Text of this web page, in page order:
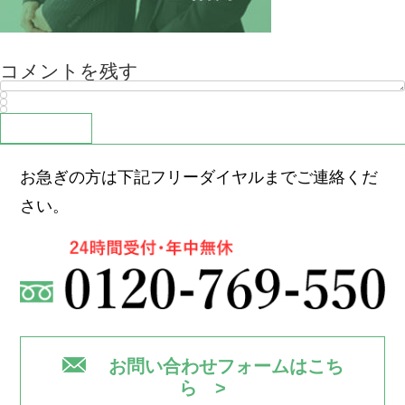
コメントを残す
お急ぎの方は下記フリーダイヤルまでご連絡くだ
さい。
お問い合わせフォームはこち
ら >